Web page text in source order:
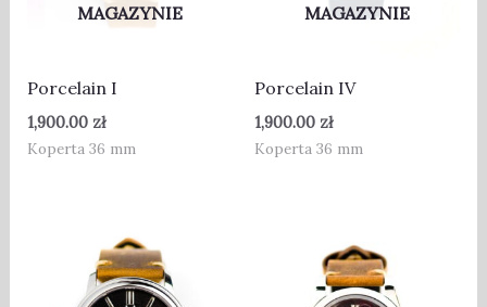
MAGAZYNIE
Porcelain I
1,900.00 zł
Koperta 36 mm
MAGAZYNIE
Porcelain IV
1,900.00 zł
Koperta 36 mm